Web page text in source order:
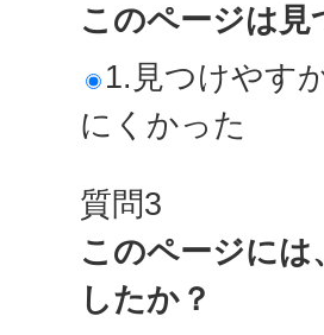
このページは
1.見つけやす
にくかった
質問3
このページに
したか？